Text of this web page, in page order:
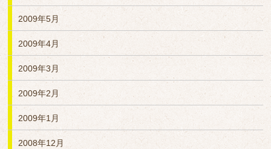
2009年5月
2009年4月
2009年3月
2009年2月
2009年1月
2008年12月